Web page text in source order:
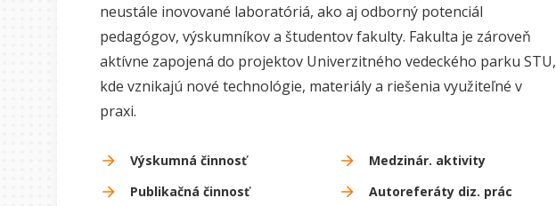
neustále inovované laboratóriá, ako aj odborný potenciál
pedagógov, výskumníkov a študentov fakulty. Fakulta je zároveň
aktívne zapojená do projektov Univerzitného vedeckého parku STU,
kde vznikajú nové technológie, materiály a riešenia využiteľné v
praxi.
Výskumná činnosť
Publikačná činnosť
Medzinár. aktivity
Autoreferáty diz. prác